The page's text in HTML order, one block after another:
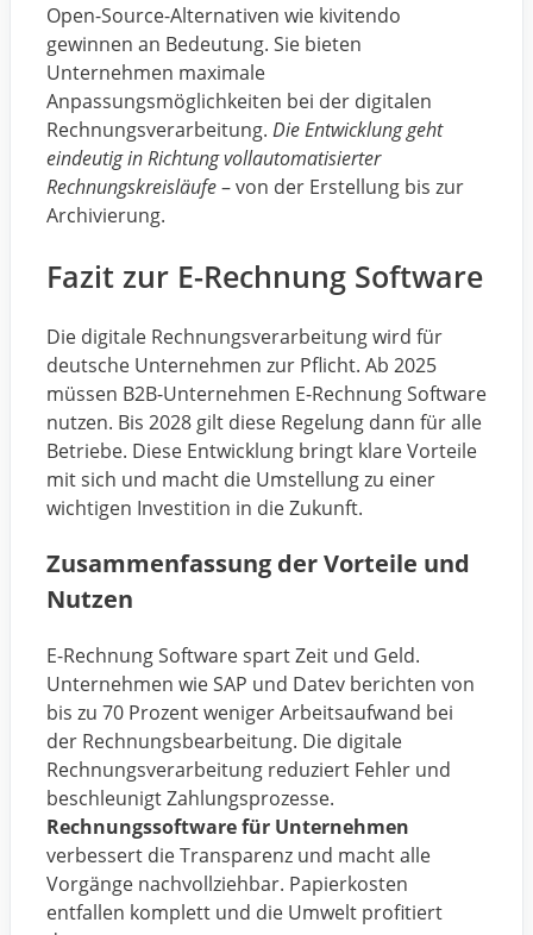
Open-Source-Alternativen wie kivitendo
gewinnen an Bedeutung. Sie bieten
Unternehmen maximale
Anpassungsmöglichkeiten bei der digitalen
Rechnungsverarbeitung. Die Entwicklung geht
eindeutig in Richtung vollautomatisierter
Rechnungskreisläufe– von der Erstellung bis zur
Archivierung.
Fazit zur E-Rechnung Software
Die digitale Rechnungsverarbeitung wird für
deutsche Unternehmen zur Pflicht. Ab 2025
müssen B2B-Unternehmen E-Rechnung Software
nutzen. Bis 2028 gilt diese Regelung dann für alle
Betriebe. Diese Entwicklung bringt klare Vorteile
mit sich und macht die Umstellung zu einer
wichtigen Investition in die Zukunft.
Zusammenfassung der Vorteile und
Nutzen
E-Rechnung Software spart Zeit und Geld.
Unternehmen wie SAP und Datev berichten von
bis zu 70 Prozent weniger Arbeitsaufwand bei
der Rechnungsbearbeitung. Die digitale
Rechnungsverarbeitung reduziert Fehler und
beschleunigt Zahlungsprozesse.
Rechnungssoftware für Unternehmen
verbessert die Transparenz und macht alle
Vorgänge nachvollziehbar. Papierkosten
entfallen komplett und die Umwelt profitiert